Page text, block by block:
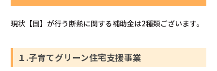
現状【国】が行う断熱に関する補助金は2種類ございます。
１.子育てグリーン住宅支援事業